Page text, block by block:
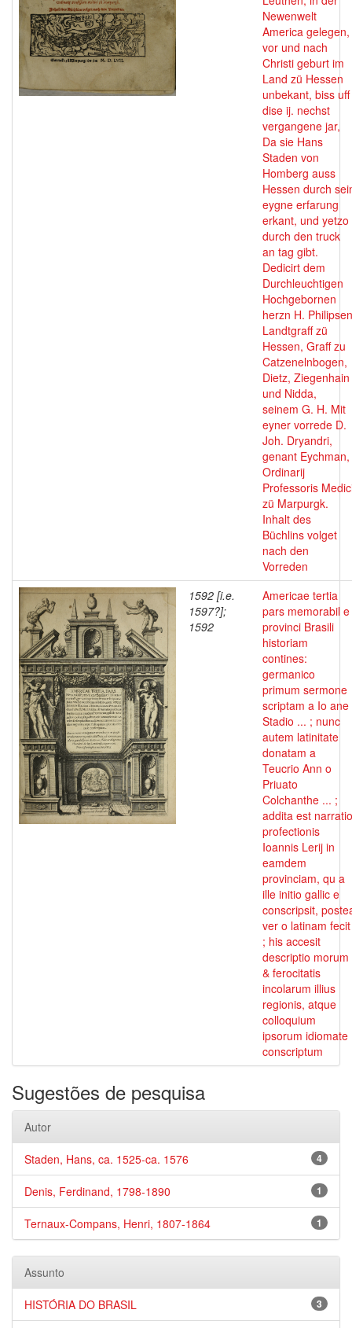
Newenwelt
America gelegen,
vor und nach
Christi geburt im
Land zü Hessen
unbekant, biss uff
dise ij. nechst
vergangene jar,
Da sie Hans
Staden von
Homberg auss
Hessen durch
eygne erfarung
erkant, und yetzo
durch den truck
an tag gibt.
Dedicirt dem
Durchleuchtigen
Hochgebornen
herzn H. Philipsen
Landtgraff zü
Hessen, Graff zu
Catzenelnbogen,
Dietz, Ziegenhain
und Nidda,
seinem G. H. Mit
eyner vorrede D.
Joh. Dryandri,
genant Eychman,
Ordinarij
Professoris
zü Marpurgk.
Inhalt des
Büchlins volget
nach den
Vorreden
1592 [i.e.
1597?];
1592
Americae tertia
pars memorabil e
provinci Brasili
historiam
contines:
germanico
primum sermone
scriptam a Io ane
Stadio ... ; nunc
autem latinitate
donatam a
Teucrio Ann o
Priuato
Colchanthe ... ;
addita est narratio
profectionis
Ioannis Lerij in
eamdem
provinciam, qu a
ille initio gallic e
conscripsit,
ver o latinam fecit
; his accesit
descriptio morum
& ferocitatis
incolarum illius
regionis, atque
colloquium
ipsorum idiomate
conscriptum
Sugestões de pesquisa
Autor
4
Staden, Hans, ca. 1525-ca. 1576
1
Denis, Ferdinand, 1798-1890
1
Ternaux-Compans, Henri, 1807-1864
Assunto
3
HISTÓRIA DO BRASIL